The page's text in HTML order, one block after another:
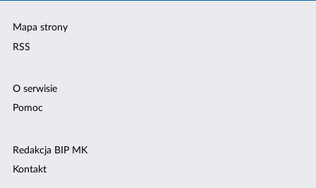
Mapa strony
RSS
O serwisie
Pomoc
Redakcja BIP MK
Kontakt